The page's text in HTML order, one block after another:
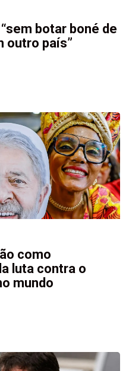
botar boné de
outro país”
como
luta contra o
mundo